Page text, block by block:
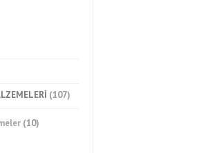
(107)
(10)